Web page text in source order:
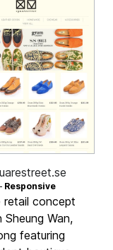
Responsive
retail concept
Sheung Wan,
featuring